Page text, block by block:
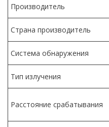
Производитель
Страна производитель
Система обнаружения
Тип излучения
Расстояние срабатывания